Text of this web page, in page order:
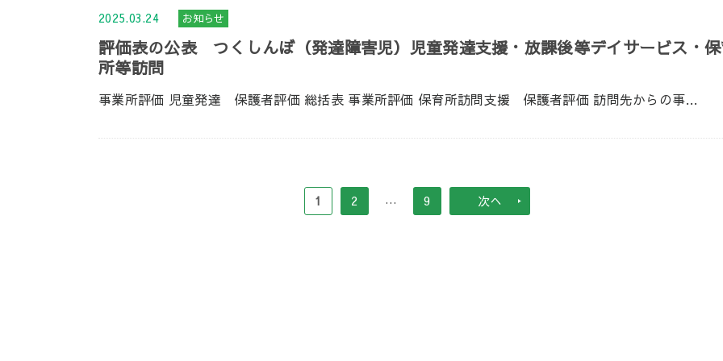
2025.03.24 お知らせ
評価表の公表 つくしんぼ（発達障害児）児童発達支援・放課後等デイサービス・
所等訪問
事業所評価 児童発達 保護者評価 総括表 事業所評価 保育所訪問支援 保護者評価 訪問先からの事業所...
1 2 … 9 次へ